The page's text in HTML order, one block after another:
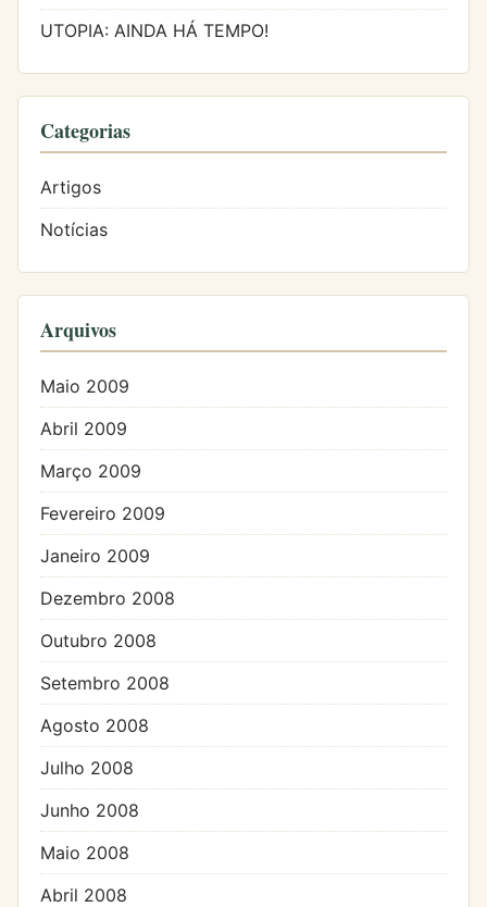
UTOPIA: AINDA HÁ TEMPO!
Categorias
Artigos
Notícias
Arquivos
Maio 2009
Abril 2009
Março 2009
Fevereiro 2009
Janeiro 2009
Dezembro 2008
Outubro 2008
Setembro 2008
Agosto 2008
Julho 2008
Junho 2008
Maio 2008
Abril 2008